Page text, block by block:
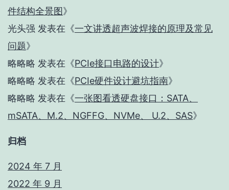
件结构全景图》
光头强 发表在《一文讲透超声波焊接的原理及常见
问题》
略略略 发表在《PCIe接口电路的设计》
略略略 发表在《PCIe硬件设计避坑指南》
略略略 发表在《一张图看透硬盘接口：SATA、
mSATA、M.2、NGFFG、NVMe、 U.2、SAS》
归档
2024 年 7 月
2022 年 9 月